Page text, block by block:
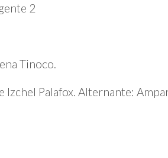
2
Tinoco.
Izchel Palafox. Alternante: